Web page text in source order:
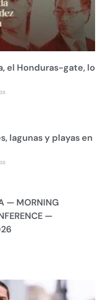
el Honduras-gate, lo
lagunas y playas en
— MORNING
—